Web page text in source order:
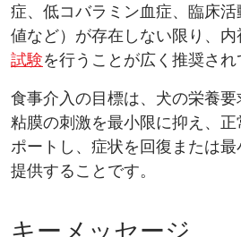
症、低コバラミン血症、臨床
値​など）が存在しない限り、​内
試験を行うことが広く​推奨され
食事​介入の目標は、犬の栄養
粘膜の刺激を最小限に抑え、
ポートし、症状を回復または
提供することです。
キーメッセージ